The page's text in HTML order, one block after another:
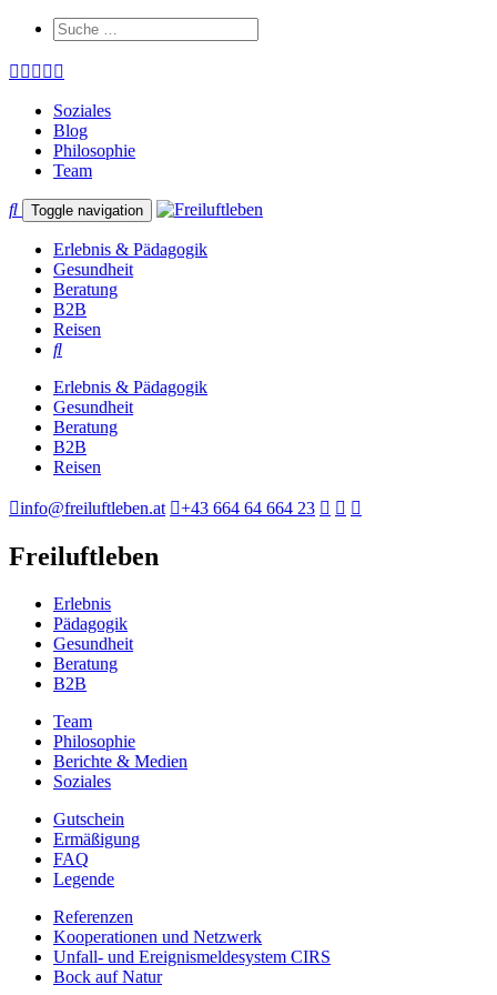
Soziales
Blog
Philosophie
Team
Toggle navigation
Erlebnis & Pädagogik
Gesundheit
Beratung
B2B
Reisen
Erlebnis & Pädagogik
Gesundheit
Beratung
B2B
Reisen
info@freiluftleben.at +43 664 64 664 23
Freiluftleben
Erlebnis
Pädagogik
Gesundheit
Beratung
B2B
Team
Philosophie
Berichte & Medien
Soziales
Gutschein
Ermäßigung
FAQ
Legende
Referenzen
Kooperationen und Netzwerk
Unfall- und Ereignismeldesystem CIRS
Bock auf Natur